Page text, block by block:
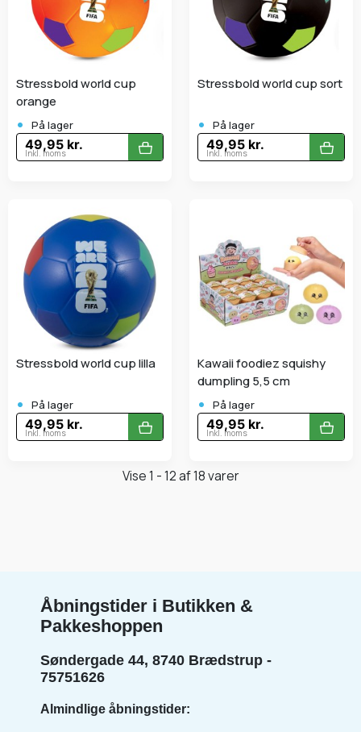
Stressbold world cup
orange
• På lager
49,95 kr.
Inkl. moms
Stressbold world cup sort
• På lager
49,95 kr.
Inkl. moms
Stressbold world cup lilla
• På lager
49,95 kr.
Inkl. moms
Kawaii foodiez squishy
dumpling 5,5 cm
• På lager
49,95 kr.
Inkl. moms
Vise 1 - 12 af 18 varer
Åbningstider i Butikken &
Pakkeshoppen
Søndergade 44, 8740 Brædstrup -
75751626
Almindlige åbningstider: